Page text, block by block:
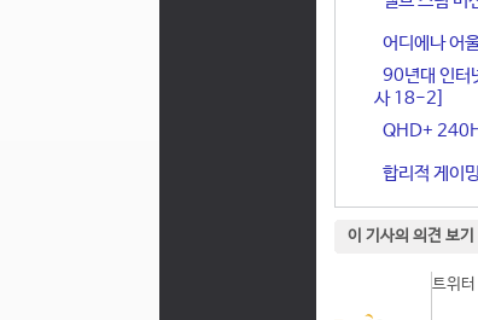
어디에나 어
90년대 인터
사 18-2]
QHD+
합리적 게이
이 기사의 의견 보기
트위